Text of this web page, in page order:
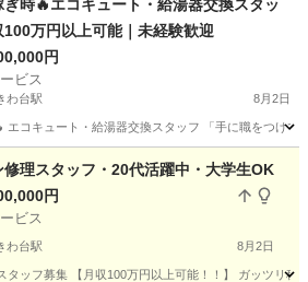
ぎ時🔥エコキュート・給湯器交換スタッ
100万円以上可能｜未経験歓迎
円
ビス
わ台駅 8月2日
エコキュート・給湯器交換スタッフ 「手に職をつけ
駅 建築 エコキュート
修理スタッフ・20代活躍中・大学生OK
円
ビス
わ台駅 8月2日
タッフ募集 【月収100万円以上可能！！】 ガッツリ